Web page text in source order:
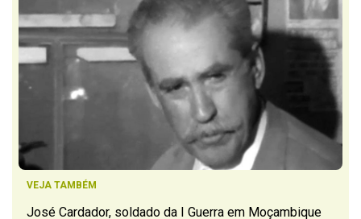
VEJA TAMBÉM
José Cardador, soldado da I Guerra em Moçambique